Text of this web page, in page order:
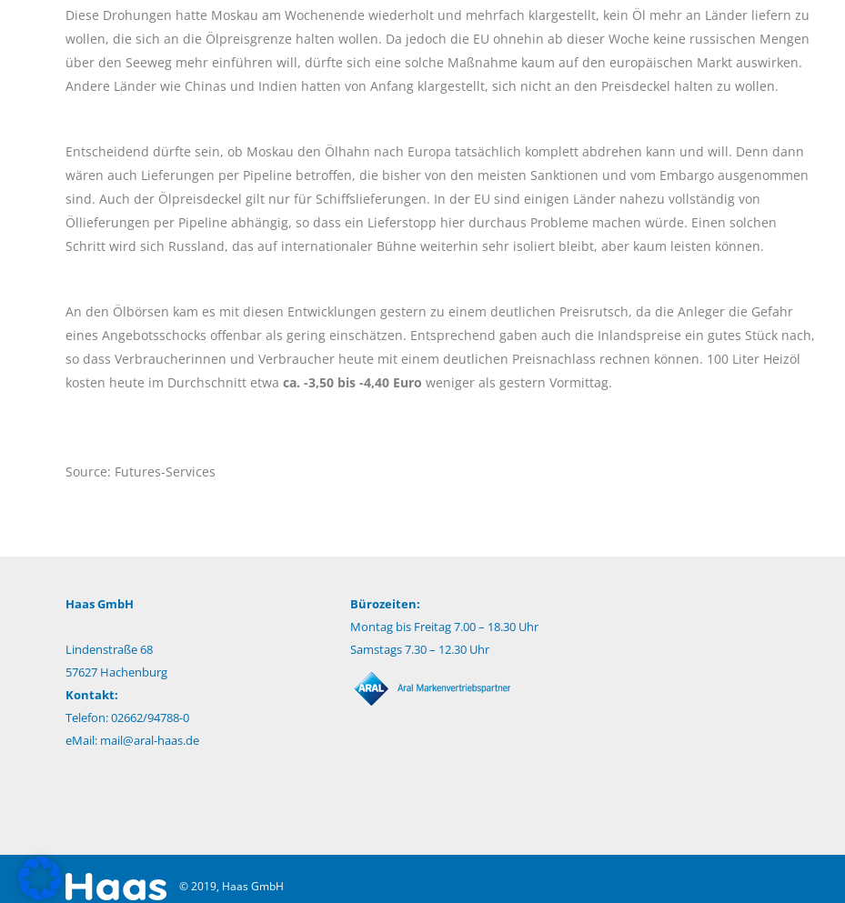
Diese Drohungen hatte Moskau am Wochenende wiederholt und mehrfach klargestellt, kein Öl mehr an Länder liefern zu
wollen, die sich an die Ölpreisgrenze halten wollen. Da jedoch die EU ohnehin ab dieser Woche keine russischen Mengen
über den Seeweg mehr einführen will, dürfte sich eine solche Maßnahme kaum auf den europäischen Markt auswirken.
Andere Länder wie Chinas und Indien hatten von Anfang klargestellt, sich nicht an den Preisdeckel halten zu wollen.
Entscheidend dürfte sein, ob Moskau den Ölhahn nach Europa tatsächlich komplett abdrehen kann und will. Denn dann
wären auch Lieferungen per Pipeline betroffen, die bisher von den meisten Sanktionen und vom Embargo ausgenommen
sind. Auch der Ölpreisdeckel gilt nur für Schiffslieferungen. In der EU sind einigen Länder nahezu vollständig von
Öllieferungen per Pipeline abhängig, so dass ein Lieferstopp hier durchaus Probleme machen würde. Einen solchen
Schritt wird sich Russland, das auf internationaler Bühne weiterhin sehr isoliert bleibt, aber kaum leisten können.
An den Ölbörsen kam es mit diesen Entwicklungen gestern zu einem deutlichen Preisrutsch, da die Anleger die Gefahr
eines Angebotsschocks offenbar als gering einschätzen. Entsprechend gaben auch die Inlandspreise ein gutes Stück nach,
so dass Verbraucherinnen und Verbraucher heute mit einem deutlichen Preisnachlass rechnen können. 100 Liter Heizöl
kosten heute im Durchschnitt etwa ca. -3,50 bis -4,40 Euro weniger als gestern Vormittag.
Source: Futures-Services
Haas GmbH
Lindenstraße 68
57627 Hachenburg
Kontakt:
Telefon: 02662/94788-0
eMail: mail@aral-haas.de
Bürozeiten:
Montag bis Freitag 7.00 – 18.30 Uhr
Samstags 7.30 – 12.30 Uhr
© 2019, Haas GmbH